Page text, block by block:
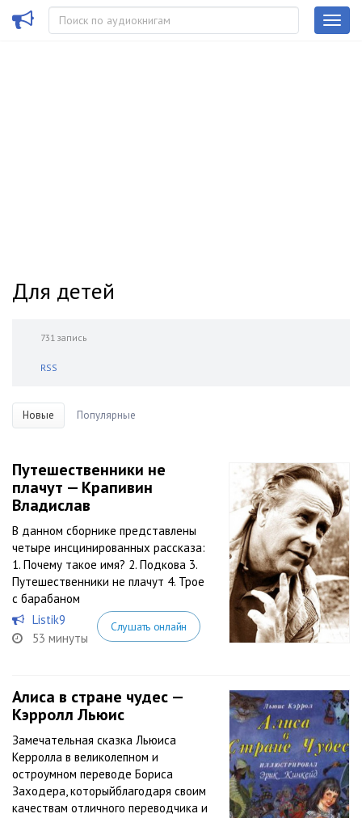
Для детей
731 запись
RSS
Новые Популярные
Путешественники не
плачут — Крапивин
Владислав
В данном сборнике представлены
четыре инсцинированных рассказа:
1. Почему такое имя? 2. Подкова 3.
Путешественники не плачут 4. Трое
с барабаном
Listik9
53 минуты
Слушать онлайн
Алиса в стране чудес —
Кэрролл Льюис
Замечательная сказка Льюиса
Керролла в великолепном и
остроумном переводе Бориса
Заходера, которыйблагодаря своим
качествам отличного переводчика и